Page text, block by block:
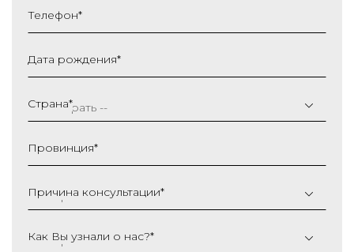
Телефон*
Дата рождения*
слеш
ММ
ГГГГ
Страна*
Провинция*
Причина консультации*
Как Вы узнали о нас?*